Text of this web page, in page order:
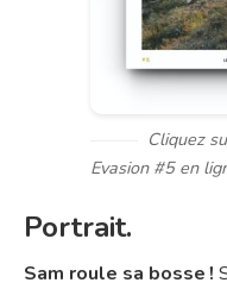
Cliquez
Evasion #5 en
Portrait.
Sam roule sa bosse !